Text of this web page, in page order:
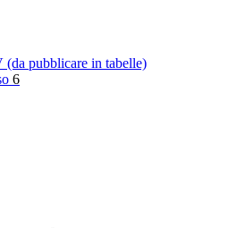
(da pubblicare in tabelle)
6